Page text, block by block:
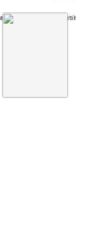
aeneae explicatio)
1608 (Characteres